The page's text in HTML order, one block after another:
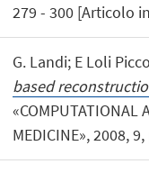
279 - 300 [Articolo
G. Landi; E Loli
based
«COMPUTATIONAL
MEDICINE», 2008,